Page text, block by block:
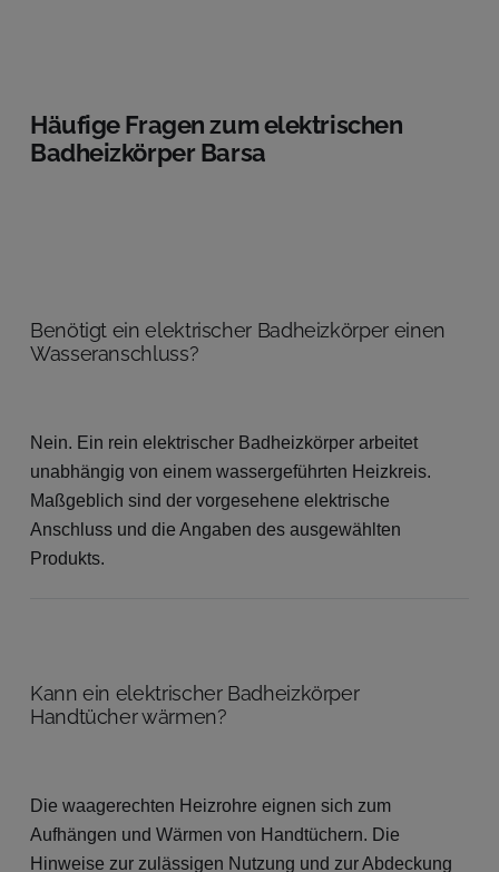
Häufige Fragen zum elektrischen
Badheizkörper Barsa
Benötigt ein elektrischer Badheizkörper einen
Wasseranschluss?
Nein. Ein rein elektrischer Badheizkörper arbeitet
unabhängig von einem wassergeführten Heizkreis.
Maßgeblich sind der vorgesehene elektrische
Anschluss und die Angaben des ausgewählten
Produkts.
Kann ein elektrischer Badheizkörper
Handtücher wärmen?
Die waagerechten Heizrohre eignen sich zum
Aufhängen und Wärmen von Handtüchern. Die
Hinweise zur zulässigen Nutzung und zur Abdeckung